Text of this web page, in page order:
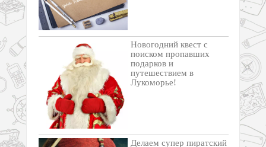
Новогодний квест с
поиском пропавших
подарков и
путешествием в
Лукоморье!
Делаем супер пиратский